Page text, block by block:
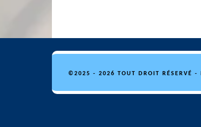
©2025 - 2026 TOUT DROIT RÉSERVÉ -